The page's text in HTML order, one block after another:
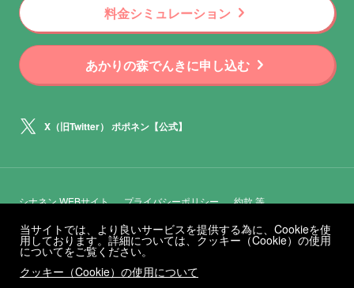
料金シミュレーション chevron_right
あかりの森でんきに申し込む chevron_right
X（旧Twitter） ポポネン【公式】
シナネン WEBサイト プライバシーポリシー 約款 等
© 2024 SANRIO CO., LTD. APPROVAL NO. L640409
当サイトでは、より良いサービスを提供する為に、Cookieを使
用しております。詳細については、クッキー（Cookie）の使用
についてをご覧ください。
クッキー（Cookie）の使用について